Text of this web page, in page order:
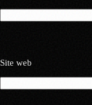
Site web